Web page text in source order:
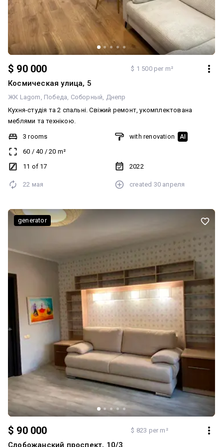
$ 90 000 $ 1 500 per m²
Космическая улица, 5
ЖК Lagom Победа Соборный Днепр
Кухня-студія та 2 спальні. Свіжий ремонт, укомплектована
меблями та технікою.
3 rooms
60 / 40 / 20 m²
11 of 17
with renovation AI
2022
22 мая created 30 апреля
$ 90 000 $ 823 per m²
Слобожанский проспект, 10/3
generator